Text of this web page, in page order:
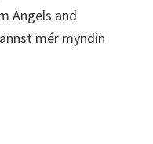
Angels and
mér myndin